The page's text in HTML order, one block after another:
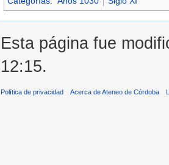
Esta página fue
12:15.
Política de privacidad Acerca de Ateneo de Córdoba